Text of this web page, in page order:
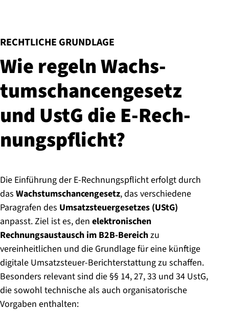
RECHTLICHE GRUNDLAGE
:
Wie regeln Wachs­
tums­chan­cen­ge­setz
und UstG die E-Rech­
nungs­pflicht?
Die Einführung der E-Rechnungspflicht erfolgt durch
das Wachstumschancengesetz, das verschiedene
Paragrafen des Umsatzsteuergesetzes (UStG)
anpasst. Ziel ist es, den elektronischen
Rechnungsaustausch im B2B-Bereichzu
vereinheitlichen und die Grundlage für eine künftige
digitale Umsatzsteuer-Berichterstattung zu schaffen.
Besonders relevant sind die §§ 14, 27, 33 und 34 UstG,
die sowohl technische als auch organisatorische
Vorgaben enthalten: